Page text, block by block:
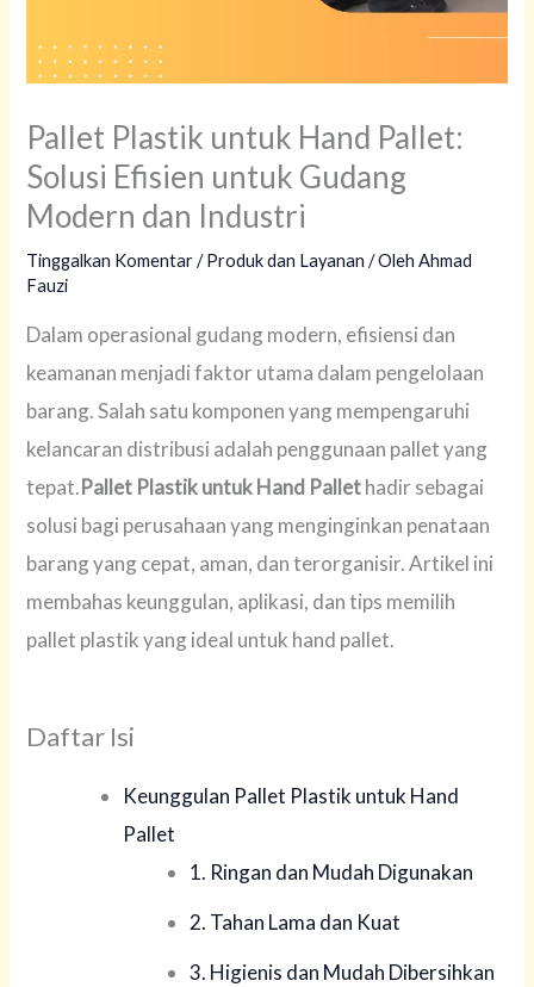
Pallet Plastik untuk Hand Pallet:
Solusi Efisien untuk Gudang
Modern dan Industri
Tinggalkan Komentar / Produk dan Layanan / OlehAhmad
Fauzi
Dalam operasional gudang modern, efisiensi dan
keamanan menjadi faktor utama dalam pengelolaan
barang. Salah satu komponen yang mempengaruhi
kelancaran distribusi adalah penggunaan pallet yang
tepat.Pallet Plastik untuk Hand Pallethadir sebagai
solusi bagi perusahaan yang menginginkan penataan
barang yang cepat, aman, dan terorganisir. Artikel ini
membahas keunggulan, aplikasi, dan tips memilih
pallet plastik yang ideal untuk hand pallet.
Daftar Isi
Keunggulan Pallet Plastik untuk Hand
Pallet
1. Ringan dan Mudah Digunakan
2. Tahan Lama dan Kuat
3. Higienis dan Mudah Dibersihkan